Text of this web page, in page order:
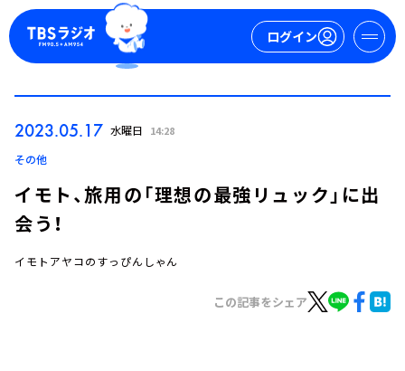
ログイン
2023.05.17 水曜日 14:28
その他
イモト、旅用の「理想の最強リュック」に出
会う！
イモトアヤコのすっぴんしゃん
この記事をシェア